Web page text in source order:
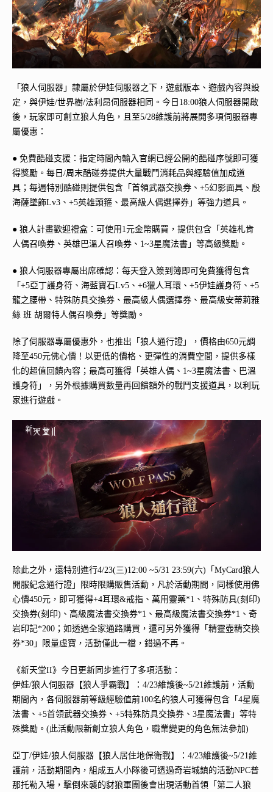
「狼人伺服器」隸屬於伊娃伺服器之下，遊戲版本、遊戲內容與設
定，與伊娃/世界樹/法利昂伺服器相同。今日18:00狼人伺服器開啟
後，玩家即可創立狼人角色，且至5/28維護前將展開多項伺服器專
屬優惠：
● 免費酷碰支援：指定時間內輸入官網已經公開的酷碰序號即可獲
得獎勵。每日/周末酷碰券提供大量戰鬥消耗品與經驗值加成道
具；每週特別酷碰則提供包含「首領武器交換券、+5幻影面具、殷
海薩墜飾Lv3、+5英雄頭箍、最高級人偶選擇券」等強力道具。
● 狼人計畫歡迎禮盒：可使用1元金幣購買，提供包含「英雄札肯
人偶召喚券、英雄巴溫人召喚券、1~3星魔法書」等高級獎勵。
● 狼人伺服器專屬出席確認：每天登入簽到簿即可免費獲得包含
「+5亞丁護身符、海藍寶石Lv5、+6獵人耳環、+5伊娃護身符、+5
龍之腰帶、特殊防具交換券、最高級人偶選擇券、最高級安蒂莉雅
絲 班 胡爾特人偶召喚券」等獎勵。
除了伺服器專屬優惠外，也推出「狼人通行證」，價格由650元調
降至450元佛心價！以更低的價格、更彈性的消費空間，提供多樣
化的超值回饋內容；最高可獲得「英雄人偶、1~3星魔法書、巴溫
護身符」，另外根據購買數量再回饋額外的戰鬥支援道具，以利玩
家進行遊戲。
除此之外，還特別進行4/23(三)12:00 ~5/31 23:59(六)「MyCard狼人
開服紀念通行證」限時限購販售活動，凡於活動期間，同樣使用佛
心價450元，即可獲得+4耳環&戒指、萬用靈藥*1、特殊防具(刻印)
交換券(刻印)、高級魔法書交換券*1、最高級魔法書交換券*1、奇
岩印記*200；如透過全家通路購買，還可另外獲得「精靈壺精交換
券*30」限量虛寶，活動僅此一檔，錯過不再。
《新天堂II》今日更新同步進行了多項活動：
伊娃/狼人伺服器【狼人爭霸戰】：4/23維護後~5/21維護前，活動
期間內，各伺服器前等級經驗值前100名的狼人可獲得包含「4星魔
法書、+5首領武器交換券、+5特殊防具交換券、3星魔法書」等特
殊獎勵。(此活動限新創立狼人角色，職業變更的角色無法參加)
亞丁/伊娃/狼人伺服器【狼人居住地保衛戰】：4/23維護後~5/21維
護前，活動期間內，組成五人小隊後可透過奇岩城鎮的活動NPC普
那托勒入場，擊倒來襲的豺狼軍團後會出現活動首領「第二人狼